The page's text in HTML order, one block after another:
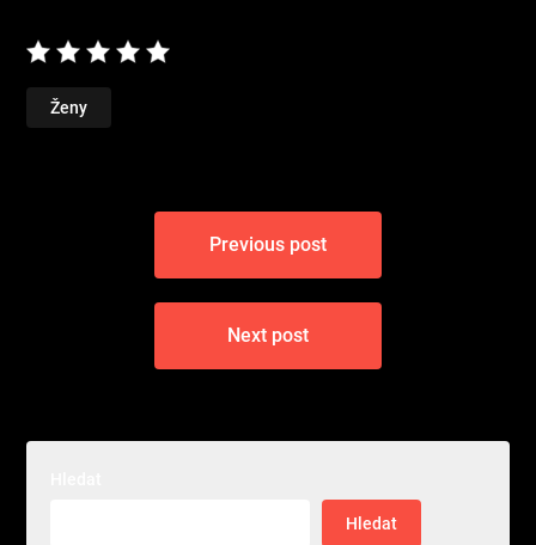
Ženy
Navigace
příspěvek
Previous post
Next post
Hledat